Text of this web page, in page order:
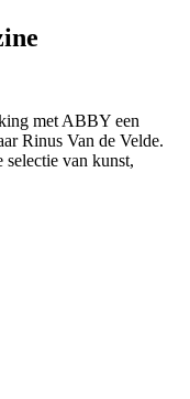
met ABBY een
Rinus Van de Velde.
van kunst,